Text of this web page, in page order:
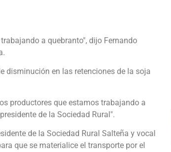
a quebranto", dijo Fernando
disminución en las retenciones de la soja
productores que estamos trabajando a
de la Sociedad Rural".
de la Sociedad Rural Salteña y vocal
que se materialice el transporte por el